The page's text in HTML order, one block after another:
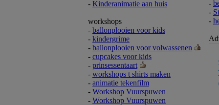
- Kinderanimatie aan huis
workshops
- ballonplooien voor kids
- kindergrime
- ballonplooien voor volwassenen
- cupcakes voor kids
- prinsessentaart
- workshops t shirts maken
- animatie tekenfilm
- Workshop Vuurspuwen
- Workshop Vuurspuwen
-
-
-